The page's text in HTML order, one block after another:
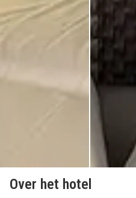
Over het hotel